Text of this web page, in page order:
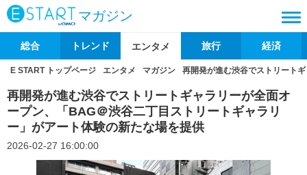
マガジン
総合 トレンド エンタメ 旅行 経済
E START トップページ エンタメ マガジン 再開発が進む渋谷でストリート
再開発が進む渋谷でストリートギャラリーが全面オ
ープン、「BAG＠渋谷二丁目ストリートギャラリ
ー」がアート体験の新たな場を提供
2026-02-27 16:00:00